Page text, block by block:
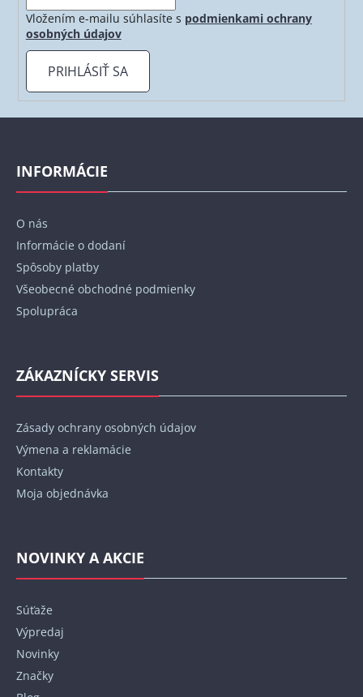
Vložením e-mailu súhlasíte s podmienkami ochrany
osobných údajov
PRIHLÁSIŤ SA
INFORMÁCIE
O nás
Informácie o dodaní
Spôsoby platby
Všeobecné obchodné podmienky
Spolupráca
ZÁKAZNÍCKY SERVIS
Zásady ochrany osobných údajov
Výmena a reklamácie
Kontakty
Moja objednávka
NOVINKY A AKCIE
Súťaže
Výpredaj
Novinky
Značky